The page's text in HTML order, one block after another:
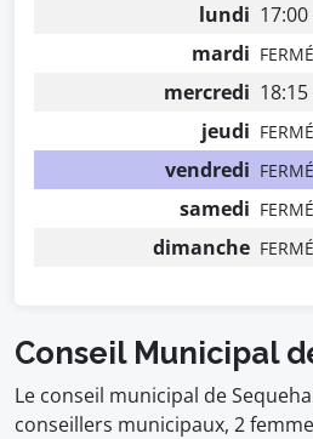
lundi
mardi FERMÉ
mercredi
jeudi FERMÉ
vendredi FERMÉ
samedi FERMÉ
dimanche FERMÉ
Conseil Municipal
Le conseil municipal de
conseillers municipaux, 2